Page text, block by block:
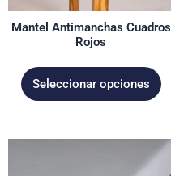
Mantel Antimanchas Cuadros
Rojos
Seleccionar opciones
pueden
elegir
en
la
página
producto